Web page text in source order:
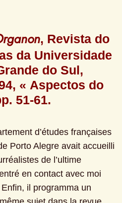
, Revista do
da Universidade
do Sul,
« Aspectos do
51-61.
d’études françaises
Porto Alegre avait accueilli
de l’ultime
en contact avec moi
il programma un